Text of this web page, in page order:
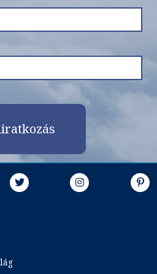
05-14 | 14 éj
tól (601.055) Ft
és árak